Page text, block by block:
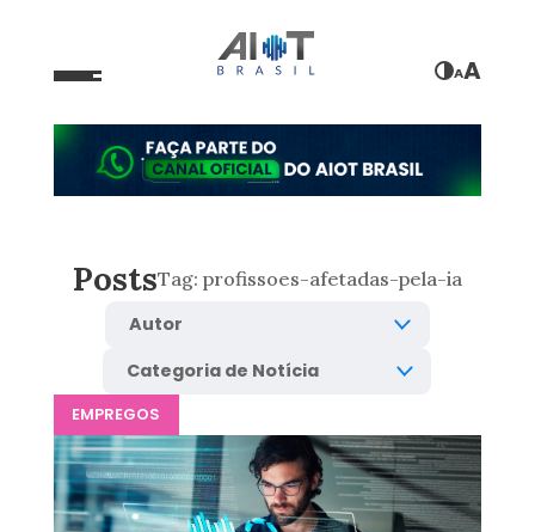
AA
PostsTag: profissoes-afetadas-pela-ia
EMPREGOS